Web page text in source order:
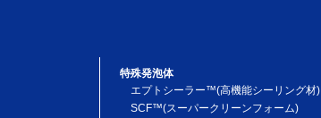
特殊発泡体
エプトシーラー™(高機能シーリング材)
SCF™(スーパークリーンフォーム)